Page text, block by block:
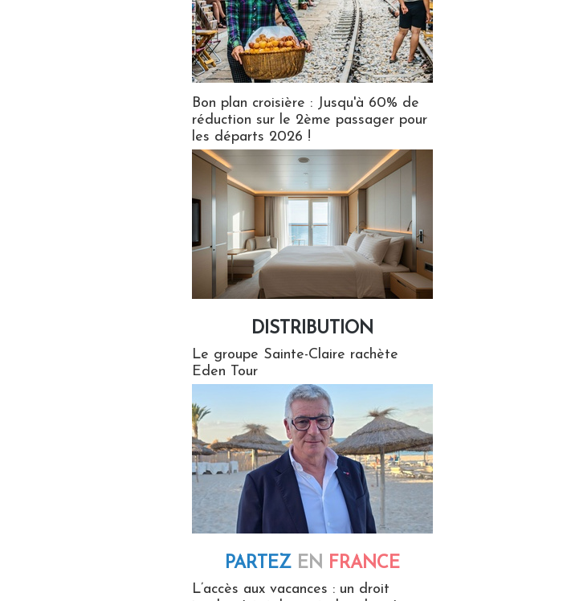
Bon plan croisière : Jusqu'à 60% de
réduction sur le 2ème passager pour
les départs 2026 !
DISTRIBUTION
Le groupe Sainte-Claire rachète
Eden Tour
PARTEZ EN FRANCE
L’accès aux vacances : un droit